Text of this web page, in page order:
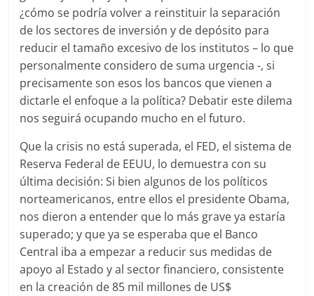
¿cómo se podría volver a reinstituir la separación
de los sectores de inversión y de depósito para
reducir el tamaño excesivo de los institutos – lo que
personalmente considero de suma urgencia -, si
precisamente son esos los bancos que vienen a
dictarle el enfoque a la política? Debatir este dilema
nos seguirá ocupando mucho en el futuro.
Que la crisis no está superada, el FED, el sistema de
Reserva Federal de EEUU, lo demuestra con su
última decisión: Si bien algunos de los políticos
norteamericanos, entre ellos el presidente Obama,
nos dieron a entender que lo más grave ya estaría
superado; y que ya se esperaba que el Banco
Central iba a empezar a reducir sus medidas de
apoyo al Estado y al sector financiero, consistente
en la creación de 85 mil millones de US$